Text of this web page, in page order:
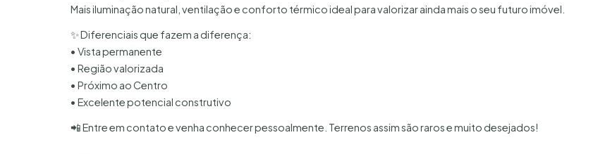
Mais iluminação natural, ventilação e conforto térmico ideal para valorizar ainda mais o seu futuro imóvel.
✨ Diferenciais que fazem a diferença:
• Vista permanente
• Região valorizada
• Próximo ao Centro
• Excelente potencial construtivo
📲 Entre em contato e venha conhecer pessoalmente. Terrenos assim são raros e muito desejados!